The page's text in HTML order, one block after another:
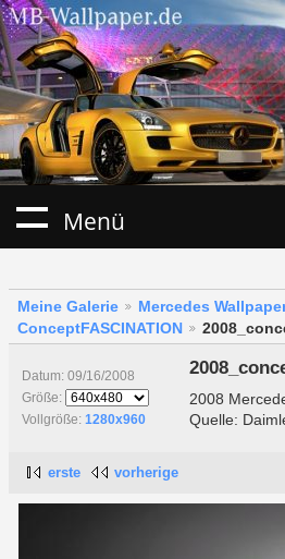
Menü
Meine Galerie Mercedes
ConceptFASCINATION
Datum: 09/16/2008
Größe:
Vollgröße: 1280x960
2008
Quelle:
erste vorherige